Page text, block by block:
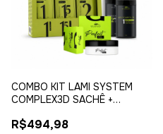
COMBO KIT LAMI SYSTEM
COMPLEX3D SACHÊ +
COMPLEX3D
R$494,98